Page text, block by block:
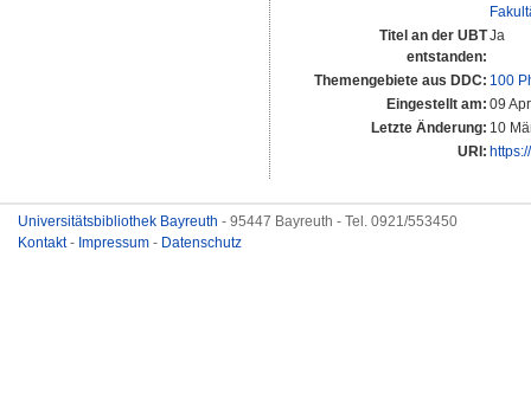
Titel an der UBT
entstanden:
Ja
Themengebiete aus DDC: 100
Eingestellt am: 09
Letzte Änderung: 10
URI:
Universitätsbibliothek Bayreuth - 95447 Bayreuth - Tel. 0921/553450
Kontakt- Impressum - Datenschutz